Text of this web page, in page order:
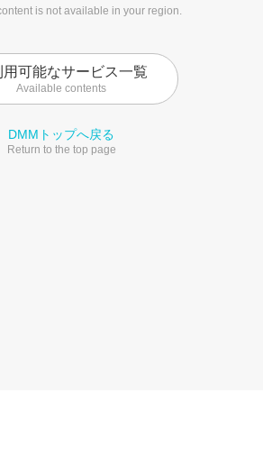
is not available in your region.
用可能なサービス一覧
Available contents
DMMトップへ戻る
Return to the top page